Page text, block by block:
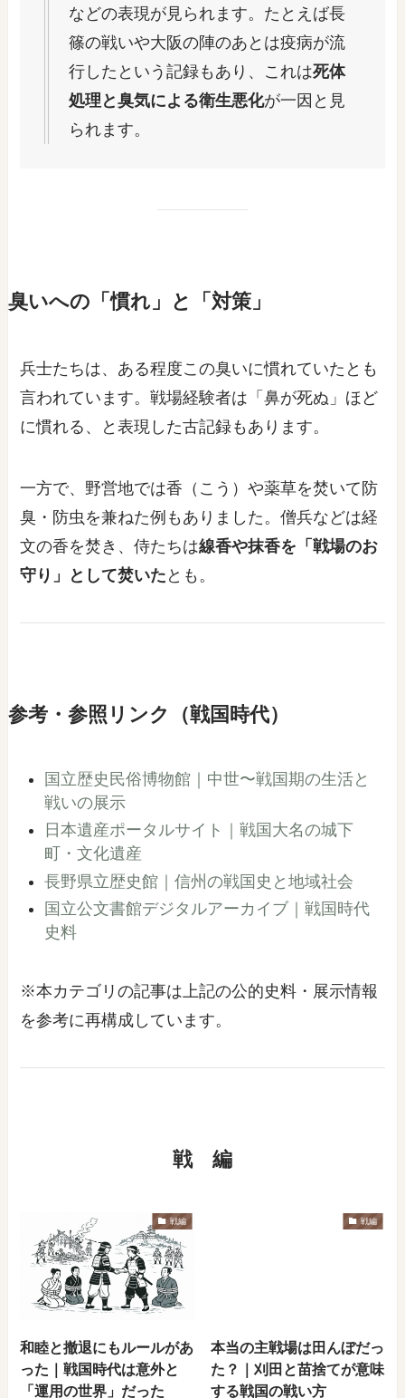
などの表現が見られます。たとえば長
篠の戦いや大阪の陣のあとは疫病が流
行したという記録もあり、これは死体
処理と臭気による衛生悪化が一因と見
られます。
臭いへの「慣れ」と「対策」
兵士たちは、ある程度この臭いに慣れていたとも
言われています。戦場経験者は「鼻が死ぬ」ほど
に慣れる、と表現した古記録もあります。
一方で、野営地では香（こう）や薬草を焚いて防
臭・防虫を兼ねた例もありました。僧兵などは経
文の香を焚き、侍たちは線香や抹香を「戦場のお
守り」として焚いた とも。
参考・参照リンク（戦国時代）
国立歴史民俗博物館｜中世〜戦国期の生活と
戦いの展示
日本遺産ポータルサイト｜戦国大名の城下
町・文化遺産
長野県立歴史館｜信州の戦国史と地域社会
国立公文書館デジタルアーカイブ｜戦国時代
史料
※本カテゴリの記事は上記の公的史料・展示情報
を参考に再構成しています。
戦 編
戦編
和睦と撤退にもルールがあ
った｜戦国時代は意外と
「運用の世界」だった
戦編
本当の主戦場は田んぼだっ
た？｜刈田と苗捨てが意味
する戦国の戦い方